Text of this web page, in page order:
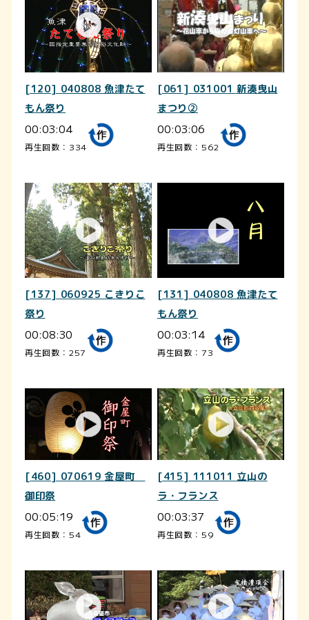
[120] 040808 魚津たて
もん祭り
00:03:04
再生回数：334
[061] 031001 新湊曳山
まつり②
00:03:06
再生回数：562
[137] 060925 こきりこ
祭り
00:08:30
再生回数：257
[131] 040808 魚津たて
もん祭り
00:03:14
再生回数：73
[460] 070619 金屋町
御印祭
00:05:19
再生回数：54
[415] 111011 立山の
ラ・フランス
00:03:37
再生回数：59